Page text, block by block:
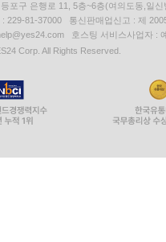
포구 은행로 11, 5층~6층(여의도동,일신
: 229-81-37000 통신판매업신고 : 제
호스팅 서비스사업자 :
Corp. All Rights Reserved.